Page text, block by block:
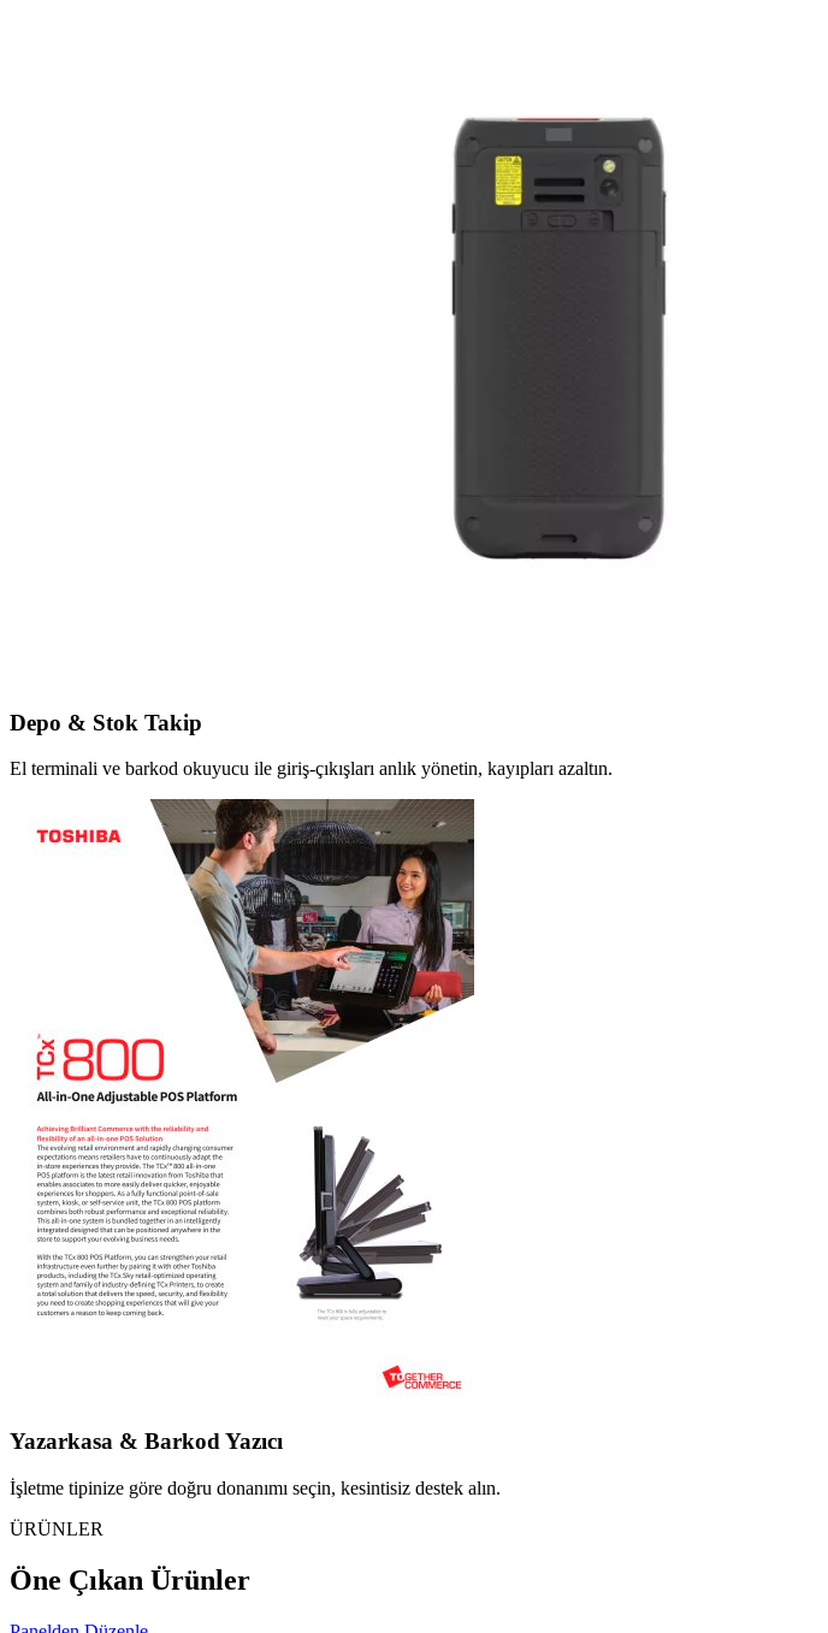
Depo & Stok Takip
El terminali ve barkod okuyucu ile giriş-çıkışları anlık yönetin, kayıpları azaltın.
Yazarkasa & Barkod Yazıcı
İşletme tipinize göre doğru donanımı seçin, kesintisiz destek alın.
ÜRÜNLER
Öne Çıkan Ürünler